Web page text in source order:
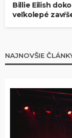
Billie Eilish
veľkolepé
NAJNOVŠIE